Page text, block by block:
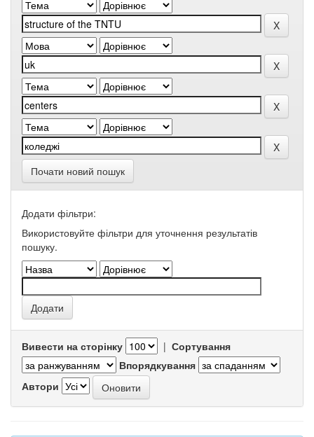
Почати новий пошук
Додати фільтри:
Використовуйте фільтри для уточнення результатів
пошуку.
Вивести на сторінку | Сортування
Впорядкування
Автори